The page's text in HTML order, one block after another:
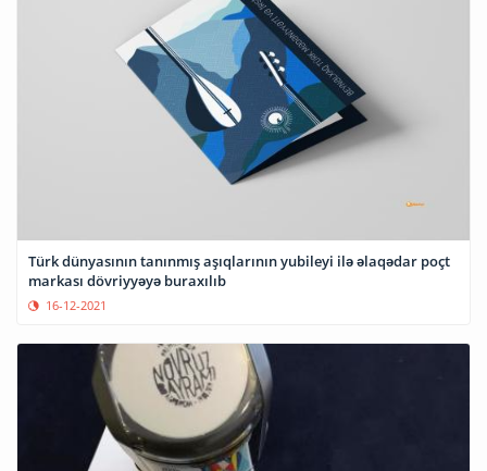
Türk dünyasının tanınmış aşıqlarının yubileyi ilə əlaqədar poçt
markası dövriyyəyə buraxılıb
16-12-2021